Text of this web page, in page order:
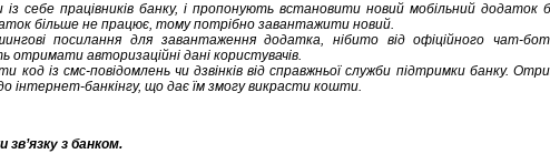
себе працівників банку, і пропонують встановити новий мобільний додаток
більше не працює, тому потрібно завантажити новий.
посилання для завантаження додатка, нібито від офіційного чат-
отримати авторизаційні дані користувачів.
код із смс-повідомлень чи дзвінків від справжньої служби підтримки банку.
інтернет-банкінгу, що дає їм змогу викрасти кошти.
зв’язку з банком.